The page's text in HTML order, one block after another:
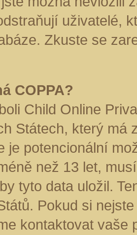
uživatelé,
Zkuste se
COPPA?
Child Online
Státech, který má
je potencionální
než 13 let,
tyto data uložil.
Pokud si
kontaktovat vaše